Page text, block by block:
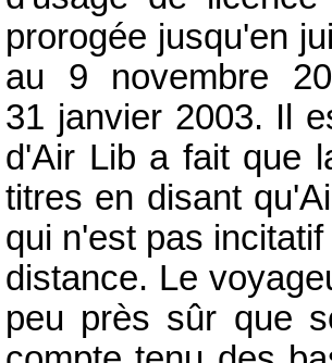
prorogée jusqu'en
au 9 novembre
31 janvier 2003. Il
d'Air Lib a fait que
titres en disant
qui n'est pas
distance. Le
peu près sûr que